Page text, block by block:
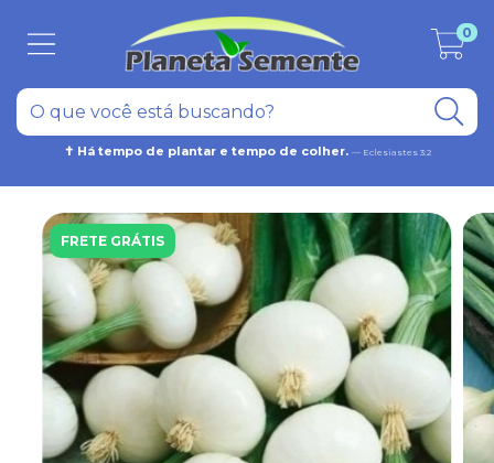
✝ Há tempo de plantar e tempo de colher. — Eclesiastes 3:2
0
FRETE GRÁTIS